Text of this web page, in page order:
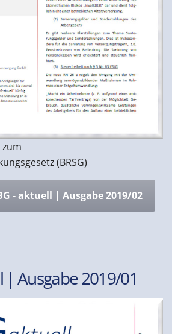
(BRSG)
- aktuell | Ausgabe 2019/02
| Ausgabe 2019/01